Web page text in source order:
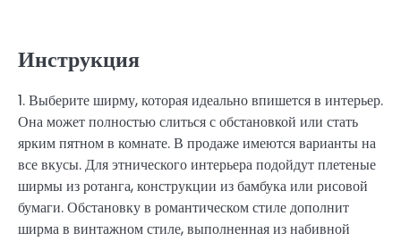
Инструкция
1. Выберите ширму, которая идеально впишется в интерьер.
Она может полностью слиться с обстановкой или стать
ярким пятном в комнате. В продаже имеются варианты на
все вкусы. Для этнического интерьера подойдут плетеные
ширмы из ротанга, конструкции из бамбука или рисовой
бумаги. Обстановку в романтическом стиле дополнит
ширма в винтажном стиле, выполненная из набивной